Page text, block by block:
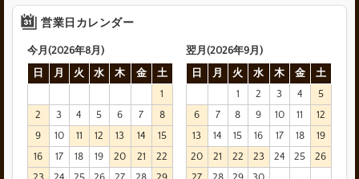
営業日カレンダー
今月(2026年8月)
日
月 火 水 木 金
土
1
2
3 4 5 6 7
8
9
10 11 12 13 14
15
16
17 18 19 20 21
22
翌月(2026年9月)
日
月 火 水 木 金
土
1
2 3 4
5
6
7 8 9 10 11
12
13
14 15 16 17 18
19
20
21 22 23 24 25
26